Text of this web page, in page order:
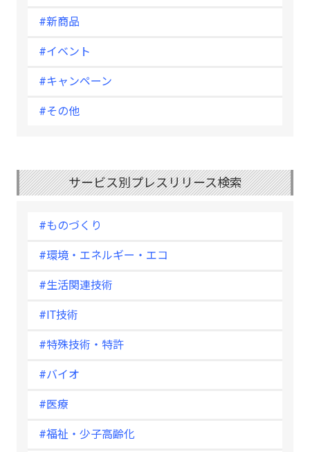
#新商品
#イベント
#キャンペーン
#その他
サービス別プレスリリース検索
#ものづくり
#環境・エネルギー・エコ
#生活関連技術
#IT技術
#特殊技術・特許
#バイオ
#医療
#福祉・少子高齢化